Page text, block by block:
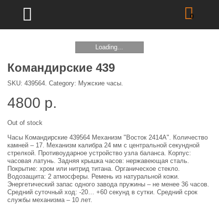
0
Loading...
Командирские 439
SKU: 439564. Category: Мужские часы.
4800 р.
Out of stock
Часы Командирские 439564 Механизм "Восток 2414А". Количество
камней – 17. Механизм калибра 24 мм с центральной секундной
стрелкой. Противоударное устройство узла баланса. Корпус:
часовая латунь. Задняя крышка часов: нержавеющая сталь.
Покрытие: хром или нитрид титана. Органическое стекло.
Водозащита: 2 атмосферы. Ремень из натуральной кожи.
Энергетический запас одного завода пружины – не менее 36 часов.
Средний суточный ход: -20… +60 секунд в сутки. Средний срок
службы механизма – 10 лет.